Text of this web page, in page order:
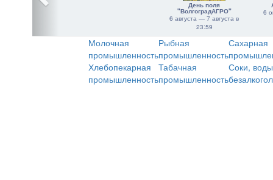
День поля
"ВолгоградАГРО"
6 августа — 7 августа в
23:59
6
Молочная
промышленность
Рыбная
промышленность
Сахарная
Хлебопекарная
промышленность
Табачная
промышленность
Соки,